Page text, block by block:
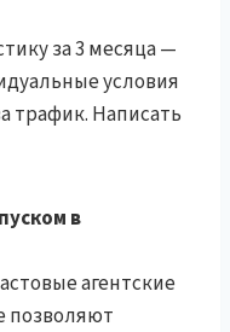
за 3 месяца —
условия
трафик. Написать
в
агентские
позволяют